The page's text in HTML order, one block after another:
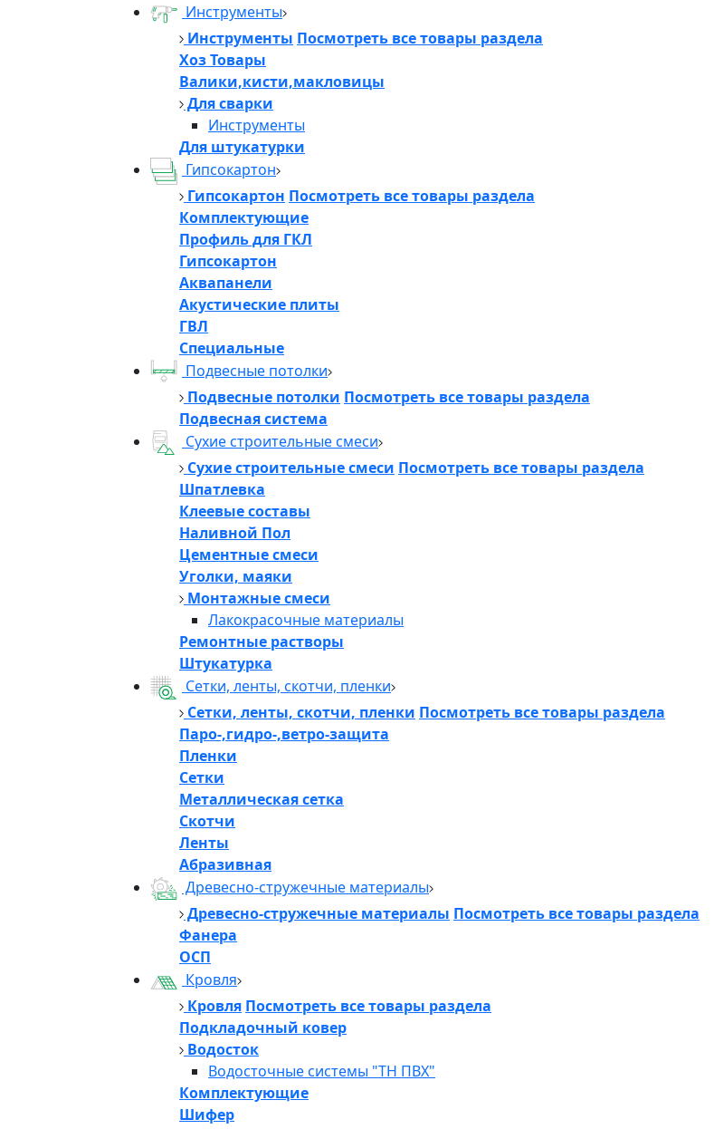
Инструменты
Инструменты Посмотреть все товары раздела
Хоз Товары
Валики,кисти,макловицы
Для сварки
Инструменты
Для штукатурки
Гипсокартон
Гипсокартон Посмотреть все товары раздела
Комплектующие
Профиль для ГКЛ
Гипсокартон
Аквапанели
Акустические плиты
ГВЛ
Специальные
Подвесные потолки
Подвесные потолки Посмотреть все товары раздела
Подвесная система
Сухие строительные смеси
Сухие строительные смеси Посмотреть все товары раздела
Шпатлевка
Клеевые составы
Наливной Пол
Цементные смеси
Уголки, маяки
Монтажные смеси
Лакокрасочные материалы
Ремонтные растворы
Штукатурка
Сетки, ленты, скотчи, пленки
Сетки, ленты, скотчи, пленки Посмотреть все товары раздела
Паро-,гидро-,ветро-защита
Пленки
Сетки
Металлическая сетка
Скотчи
Ленты
Абразивная
Древесно-стружечные материалы
Древесно-стружечные материалы Посмотреть все товары раздела
Фанера
ОСП
Кровля
Кровля Посмотреть все товары раздела
Подкладочный ковер
Водосток
Водосточные системы "ТН ПВХ"
Комплектующие
Шифер